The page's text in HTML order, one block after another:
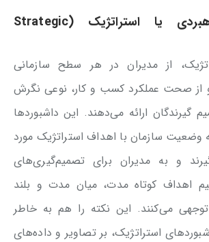
داشبوردهای راهبردی یا استراتژیک (Strategic
از مدیران در هر سطح سازمانی
و از صحت عملکرد کسب و کار، نوعی نگرش
گیرندگان ارائه می‌دهند. این داشبوردها
وضعیت سازمان با اهداف استراتژیک مورد
و به مدیران برای تصمیم‌گیری‌های
اهداف کوتاه مدت، میان مدت و بلند
می‌کنند. این نکته را هم به خاطر
استراتژیک، بر تصاویر و داده‌های